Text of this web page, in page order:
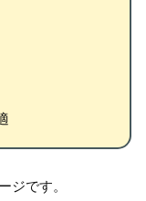
ジです。